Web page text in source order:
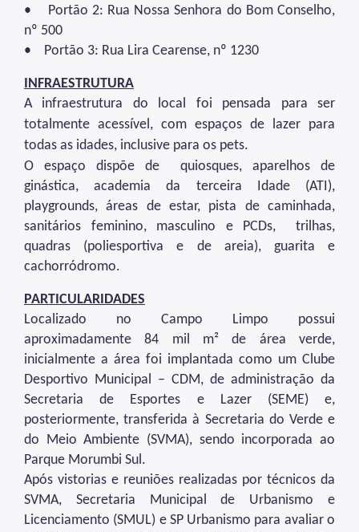
Licenciamento Ambiental Industrial
Licenciamento Ambiental Não-Industrial
Heliponto
Áreas Contaminadas
Estudos Ambientais
Produtos Perigosos
TCA - Termo de Compromisso Ambiental
Motogeradores
IPVA
Fiscalização Ambiental
Defesa e Valorização Ambiental
TAC - Termo de Ajustamento de Conduta
Mudanças Climáticas
Comitê do Clima
Inventário de GEE
Plano de Ação Climática
• Portão 2: Rua Nossa Senhora do Bom Conselho,
nº 500
• Portão 3: Rua Lira Cearense, nº 1230
INFRAESTRUTURA
A infraestrutura do local foi pensada para ser
totalmente acessível, com espaços de lazer para
todas as idades, inclusive para os pets.
O espaço dispõe de quiosques, aparelhos de
ginástica, academia da terceira Idade (ATI),
playgrounds, áreas de estar, pista de caminhada,
sanitários feminino, masculino e PCDs, trilhas,
quadras (poliesportiva e de areia), guarita e
cachorródromo.
PARTICULARIDADES
Localizado no Campo Limpo possui
aproximadamente 84 mil m² de área verde,
inicialmente a área foi implantada como um Clube
Desportivo Municipal – CDM, de administração da
Secretaria de Esportes e Lazer (SEME) e,
posteriormente, transferida à Secretaria do Verde e
do Meio Ambiente (SVMA), sendo incorporada ao
Parque Morumbi Sul.
Após vistorias e reuniões realizadas por técnicos da
SVMA, Secretaria Municipal de Urbanismo e
Licenciamento (SMUL) e SP Urbanismo para avaliar o